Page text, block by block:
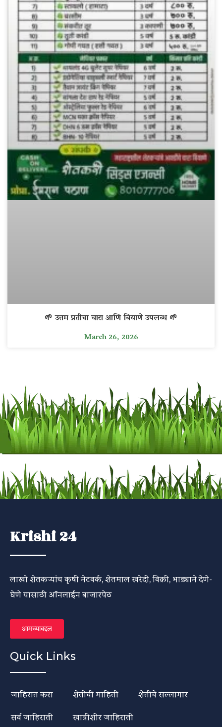
🌱 उत्तम प्रतीचा चारा आणि बियाणे उपलब्ध 🌱
March 26, 2026
Krishi 24
लाखो शेतकऱ्यांच कृषी नेटवर्क, शेतमाल खरेदी, विक्री, भाड्याने देणे-
घेणे यासाठी ऑनलाईन बाजारपेठ
आमच्याबद्दल
Quick Links
जाहिरात करा शेतीची माहिती
शेतीचे सल्लागार
सर्व जाहिराती
खात्रीशीर जाहिराती